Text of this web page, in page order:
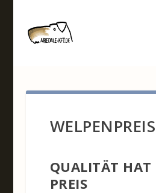
WELPENPREIS
QUALITÄT HAT
PREIS